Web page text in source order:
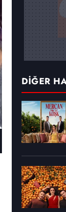
DİĞER